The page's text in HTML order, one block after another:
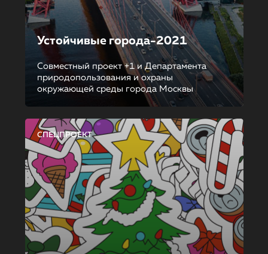
Устойчивые города-2021
Совместный проект +1 и Департамента
природопользования и охраны
окружающей среды города Москвы
СПЕЦПРОЕКТ